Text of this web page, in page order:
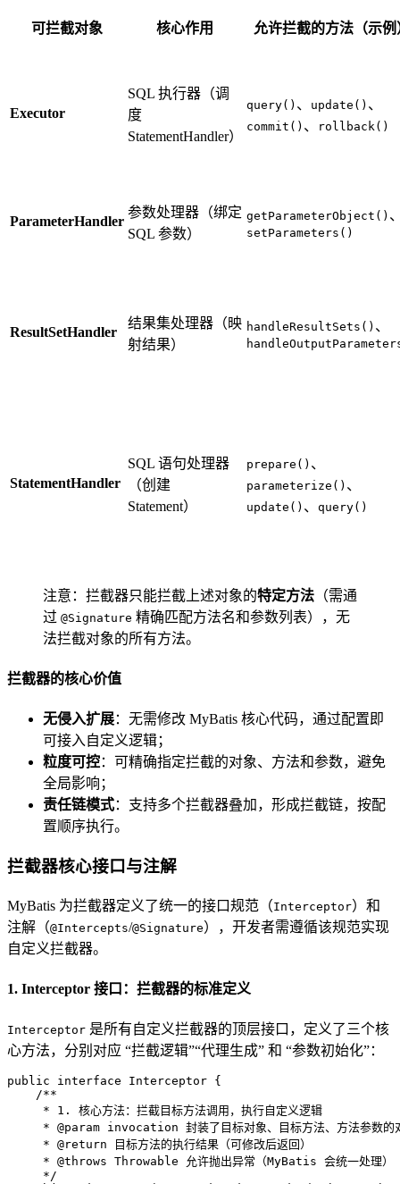
可拦截对象 核心作用 允许拦截的方法（示例
Executor
SQL 执行器（调
度
StatementHandler）
query() 、 update() 、
commit() 、 rollback()
ParameterHandler
参数处理器（绑定
SQL 参数）
getParameterObject()
setParameters()
ResultSetHandler
结果集处理器（映
射结果）
handleResultSets() 、
StatementHandler
SQL 语句处理器
（创建
Statement）
prepare() 、
parameterize() 、
update() 、 query()
注意：拦截器只能拦截上述对象的特定方法 （需通
过 @Signature 精确匹配方法名和参数列表），无
法拦截对象的所有方法。
拦截器的核心价值
无侵入扩展：无需修改 MyBatis 核心代码，通过配置即
可接入自定义逻辑；
粒度可控：可精确指定拦截的对象、方法和参数，避免
全局影响；
责任链模式：支持多个拦截器叠加，形成拦截链，按配
置顺序执行。
拦截器核心接口与注解
MyBatis 为拦截器定义了统一的接口规范（Interceptor）和
注解（@Intercepts/@Signature），开发者需遵循该规范实现
自定义拦截器。
1. Interceptor 接口：拦截器的标准定义
Interceptor 是所有自定义拦截器的顶层接口，定义了三个核
心方法，分别对应 “拦截逻辑”“代理生成” 和 “参数初始化”：
public interface Interceptor {
/**
     * 1. 核心方法：拦截目标方法调用，执行自定义逻辑
     *
@param invocation 封装了目标对象、目标方法、方法参数的
     *
@return 目标方法的执行结果（可修改后返回）
     *
@throws Throwable 允许抛出异常（MyBatis 会统一处理）
     */